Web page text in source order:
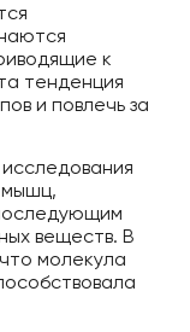
к
тенденция
и повлечь за
веществ. В
молекула